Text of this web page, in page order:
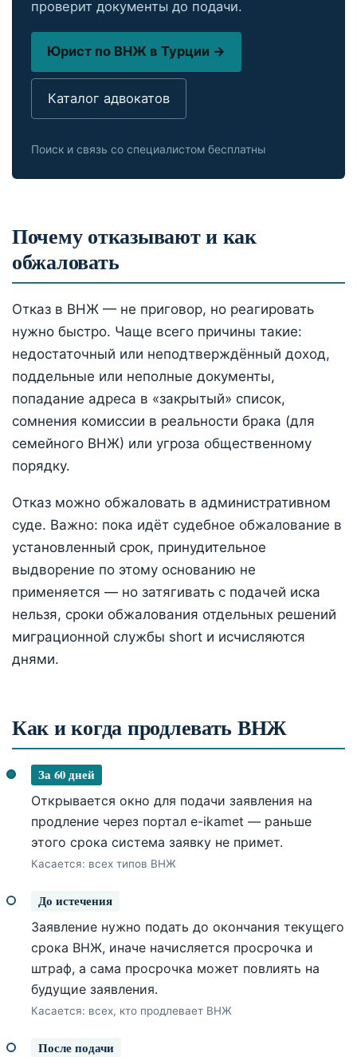
проверит документы до подачи.
Юрист по ВНЖ в Турции →
Каталог адвокатов
Поиск и связь со специалистом бесплатны
Почему отказывают и как
обжаловать
Отказ в ВНЖ — не приговор, но реагировать
нужно быстро. Чаще всего причины такие:
недостаточный или неподтверждённый доход,
поддельные или неполные документы,
попадание адреса в «закрытый» список,
сомнения комиссии в реальности брака (для
семейного ВНЖ) или угроза общественному
порядку.
Отказ можно обжаловать в административном
суде. Важно: пока идёт судебное обжалование в
установленный срок, принудительное
выдворение по этому основанию не
применяется — но затягивать с подачей иска
нельзя, сроки обжалования отдельных решений
миграционной службы short и исчисляются
днями.
Как и когда продлевать ВНЖ
За 60 дней
Открывается окно для подачи заявления на
продление через портал e-ikamet — раньше
этого срока система заявку не примет.
Касается: всех типов ВНЖ
До истечения
Заявление нужно подать до окончания текущего
срока ВНЖ, иначе начисляется просрочка и
штраф, а сама просрочка может повлиять на
будущие заявления.
Касается: всех, кто продлевает ВНЖ
После подачи